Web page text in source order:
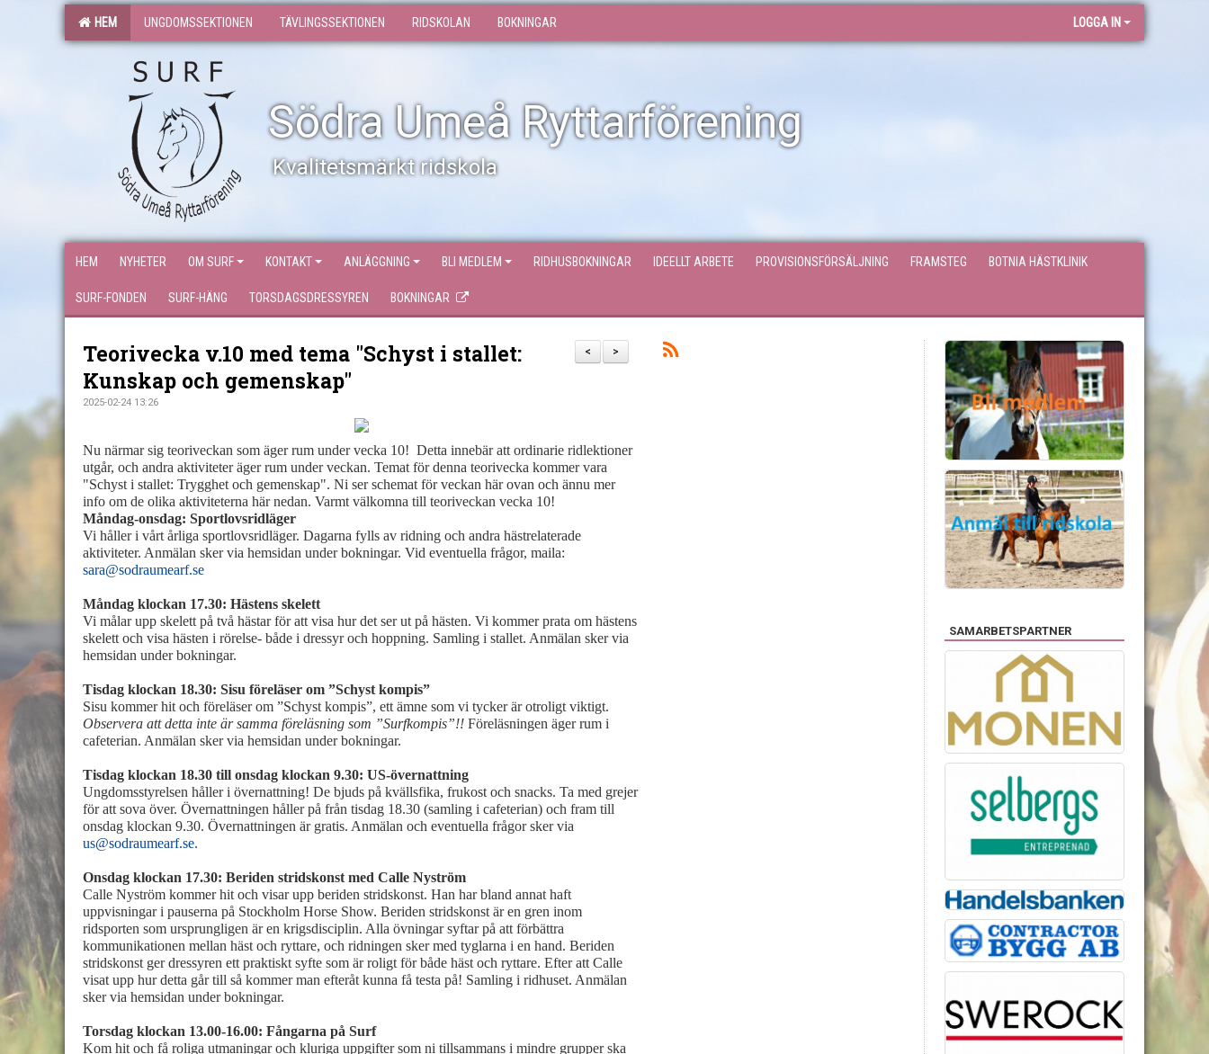
HEM UNGDOMSSEKTIONEN TÄVLINGSSEKTIONEN RIDSKOLAN BOKNINGAR LOGGA IN
Södra Umeå Ryttarförening
Kvalitetsmärkt ridskola
HEM NYHETER OM SURF KONTAKT ANLÄGGNING BLI MEDLEM RIDHUSBOKNINGAR IDEELLT ARBETE PROVISIONSFÖRSÄLJNING FRAMSTEG BOTNIA HÄSTKLINIK
SURF-FONDEN SURF-HÄNG TORSDAGSDRESSYREN BOKNINGAR
>
<
Teorivecka v.10 med tema "Schyst i stallet:
Kunskap och gemenskap"
2025-02-24 13:26
Nu närmar sig teoriveckan som äger rum under vecka 10! Detta innebär att ordinarie ridlektioner
utgår, och andra aktiviteter äger rum under veckan. Temat för denna teorivecka kommer vara
"Schyst i stallet: Trygghet och gemenskap". Ni ser schemat för veckan här ovan och ännu mer
info om de olika aktiviteterna här nedan. Varmt välkomna till teoriveckan vecka 10!
Måndag-onsdag: Sportlovsridläger
Vi håller i vårt årliga sportlovsridläger. Dagarna fylls av ridning och andra hästrelaterade
aktiviteter. Anmälan sker via hemsidan under bokningar. Vid eventuella frågor, maila:
sara@sodraumearf.se
Måndag klockan 17.30: Hästens skelett
Vi målar upp skelett på två hästar för att visa hur det ser ut på hästen. Vi kommer prata om hästens
skelett och visa hästen i rörelse- både i dressyr och hoppning. Samling i stallet. Anmälan sker via
hemsidan under bokningar.
Tisdag klockan 18.30: Sisu föreläser om ”Schyst kompis”
Sisu kommer hit och föreläser om ”Schyst kompis”, ett ämne som vi tycker är otroligt viktigt.
Observera att detta inte är samma föreläsning som ”Surfkompis”!! Föreläsningen äger rum i
cafeterian. Anmälan sker via hemsidan under bokningar.
Tisdag klockan 18.30 till onsdag klockan 9.30: US-övernattning
Ungdomsstyrelsen håller i övernattning! De bjuds på kvällsfika, frukost och snacks. Ta med grejer
för att sova över. Övernattningen håller på från tisdag 18.30 (samling i cafeterian) och fram till
onsdag klockan 9.30. Övernattningen är gratis. Anmälan och eventuella frågor sker via
us@sodraumearf.se.
Onsdag klockan 17.30: Beriden stridskonst med Calle Nyström
Calle Nyström kommer hit och visar upp beriden stridskonst. Han har bland annat haft
uppvisningar i pauserna på Stockholm Horse Show. Beriden stridskonst är en gren inom
ridsporten som ursprungligen är en krigsdisciplin. Alla övningar syftar på att förbättra
kommunikationen mellan häst och ryttare, och ridningen sker med tyglarna i en hand. Beriden
stridskonst ger dressyren ett praktiskt syfte som är roligt för både häst och ryttare. Efter att Calle
visat upp hur detta går till så kommer man efteråt kunna få testa på! Samling i ridhuset. Anmälan
sker via hemsidan under bokningar.
Torsdag klockan 13.00-16.00: Fångarna på Surf
Kom hit och få roliga utmaningar och kluriga uppgifter som ni tillsammans i mindre grupper ska
SAMARBETSPARTNER